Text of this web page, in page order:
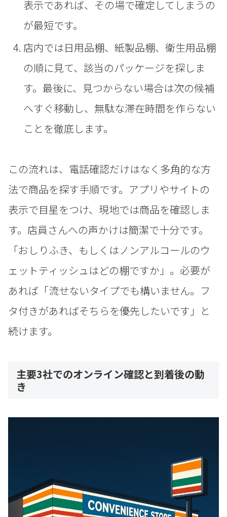
表示であれば、その場で確定してしまうの
が最短です。
店内では日用品棚、紙製品棚、衛生用品棚
の順に見て、該当のパッケージを探しま
す。最後に、見つからない場合は次の候補
へすぐ移動し、無駄な滞在時間を作らない
ことを徹底します。
この流れは、電話確認だけはなく多角的な方
法で商品を探す手順です。アプリやサイトの
表示で目星をつけ、現地では商品を確認しま
す。店員さんへの声かけは簡潔で十分です。
「おしりふき、もしくはノンアルコールのウ
ェットティッシュはどの棚ですか」。必要が
あれば「流せないタイプでも構いません。フ
タ付きがあればそちらを優先したいです」と
続けます。
主要3社でのオンライン確認と到着後の動
き